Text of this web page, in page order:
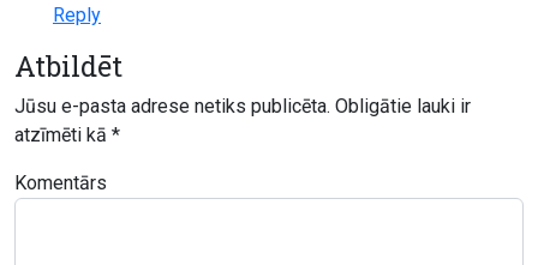
Reply
Atbildēt
Jūsu e-pasta adrese netiks publicēta. Obligātie lauki ir
atzīmēti kā *
Komentārs